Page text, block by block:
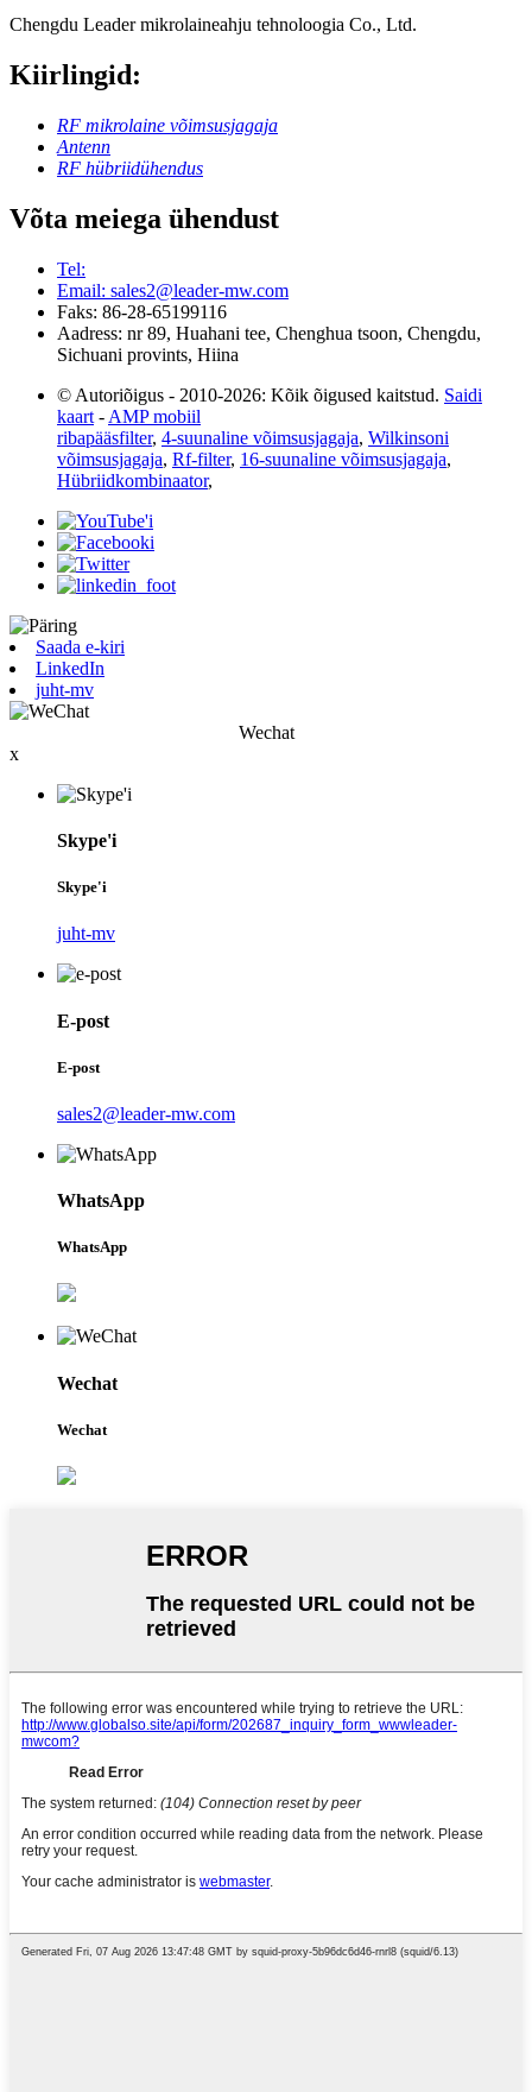
Chengdu Leader mikrolaineahju tehnoloogia Co., Ltd.
Kiirlingid:
RF mikrolaine võimsusjagaja
Antenn
RF hübriidühendus
Võta meiega ühendust
Tel:
Email: sales2@leader-mw.com
Faks: 86-28-65199116
Aadress: nr 89, Huahani tee, Chenghua tsoon, Chengdu,
Sichuani provints, Hiina
© Autoriõigus - 2010-2026: Kõik õigused kaitstud. Saidi
kaart - AMP mobiil
ribapääsfilter, 4-suunaline võimsusjagaja, Wilkinsoni
võimsusjagaja, Rf-filter, 16-suunaline võimsusjagaja,
Hübriidkombinaator,
Saada e-kiri
LinkedIn
juht-mv
Wechat
x
Skype'i
Skype'i
juht-mv
E-post
E-post
sales2@leader-mw.com
WhatsApp
WhatsApp
Wechat
Wechat